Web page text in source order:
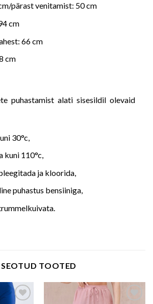
pärast venitamist: 50 cm
cm
66 cm
cm
puhastamist alati sisesildil olevaid
30°c,
kuni 110°c,
ja kloorida,
puhastus bensiiniga,
SEOTUD TOOTED